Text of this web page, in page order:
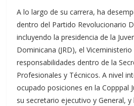
A lo largo de su carrera, ha
dentro del Partido Revolucionario
incluyendo la presidencia de la
Dominicana (JRD), el
responsabilidades dentro de la
Profesionales y Técnicos. A nivel
ocupado posiciones en la Copppal
su secretario ejecutivo y General,